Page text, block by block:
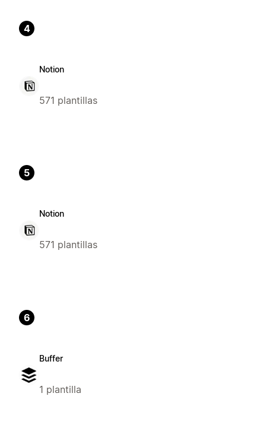
4
Notion
571 plantillas
5
Notion
571 plantillas
6
Buffer
1 plantilla